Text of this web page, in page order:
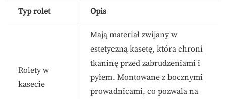
Typ rolet Opis
Rolety w
kasecie
Mają materiał zwijany w
estetyczną kasetę, która chroni
tkaninę przed zabrudzeniami i
pyłem. Montowane z bocznymi
prowadnicami, co pozwala na